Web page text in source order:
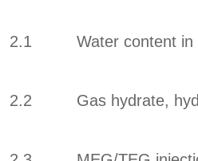
2.1 Water content in
2.2 Gas hydrate,